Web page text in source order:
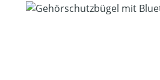
Bildergalerie überspringen